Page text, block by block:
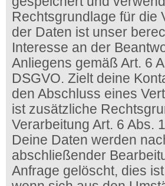
Rechtsgrundlage für die
der Daten ist unser
Interesse an der
Anliegens gemäß Art. 6
DSGVO. Zielt deine
den Abschluss eines
ist zusätzliche
Verarbeitung Art. 6 Abs.
Deine Daten werden
abschließender
Anfrage gelöscht, dies